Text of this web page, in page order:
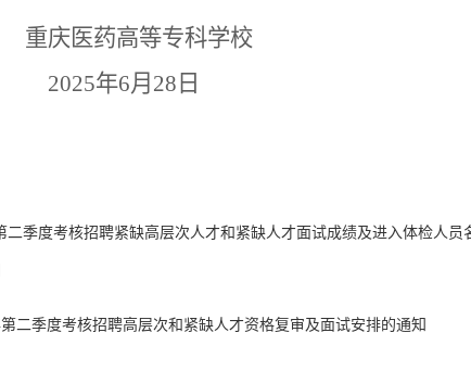
重庆医药高等专科学校
2025年6月 28 日
季度考核招聘紧缺高层次人才和紧缺人才面试成绩及进入体检人员
二季度考核招聘高层次和紧缺人才资格复审及面试安排的通知